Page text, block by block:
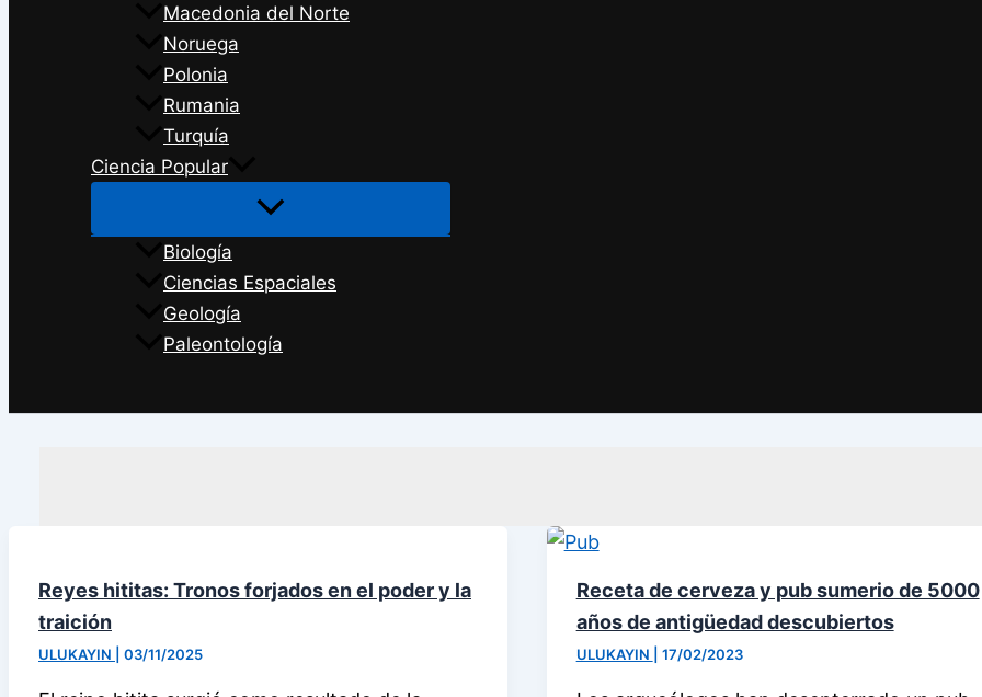
Macedonia del Norte
Noruega
Polonia
Rumania
Turquía
Ciencia Popular
Biología
Ciencias Espaciales
Geología
Paleontología
Reyes hititas: Tronos forjados en el poder y la
traición
ULUKAYIN 03/11/2025
Receta de cerveza y pub sumerio de 5000
años de antigüedad descubiertos
ULUKAYIN 17/02/2023